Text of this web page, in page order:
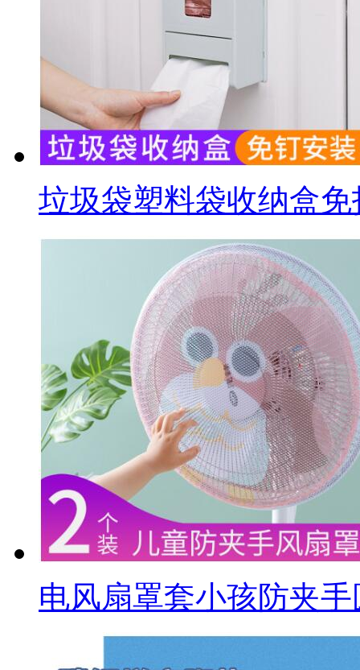
垃圾袋塑料袋收纳盒
电风扇罩套小孩防夹